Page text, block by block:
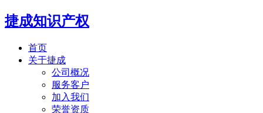
捷成知识产权
首页
关于捷成
公司概况
服务客户
加入我们
荣誉资质